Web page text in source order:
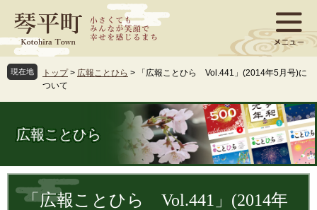
ジ
先
頭
ュ
を
飛
現在地 トップ > 広報ことひら >
「広報ことひら Vol.441」(2014年5月号)に
ついて
広報ことひら
文
「広報ことひら Vol.441」(2014年